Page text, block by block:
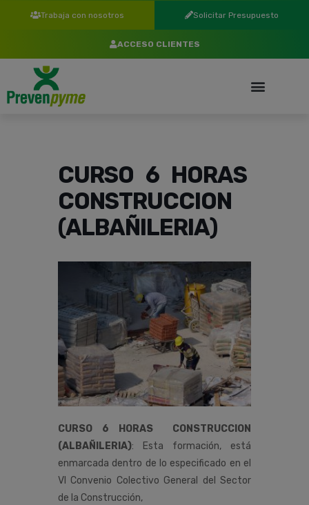
Trabaja con nosotros Solicitar Presupuesto
ACCESO CLIENTES
CURSO 6 HORAS
CONSTRUCCION
(ALBAÑILERIA)
CURSO 6 HORAS CONSTRUCCION
(ALBAÑILERIA): Esta formación,
está
enmarcada dentro de lo especificado en el
VI Convenio Colectivo General delSector
de la Construcción,